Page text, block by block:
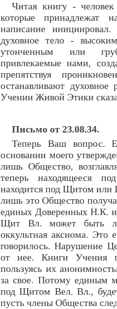
Читая книгу -
которые принадлежат
написание
духовное тело -
утонченным или
привлекаемые нами,
препятствуя
останавливают
Учении Живой Этики
Письмо от 23.08.34.
Теперь Ваш вопрос.
основании моего
лишь Общество,
теперь находящееся
находится под Щитом или
лишь это Общество
единых Доверенных Н.К.
Щит Вл. может быть
оккультная аксиома. Это
говорилось. Нарушение
от нее. Книги Учения
пользуясь их
за свое. Потому единым
под Щитом Вел. Вл.,
пусть члены Общества